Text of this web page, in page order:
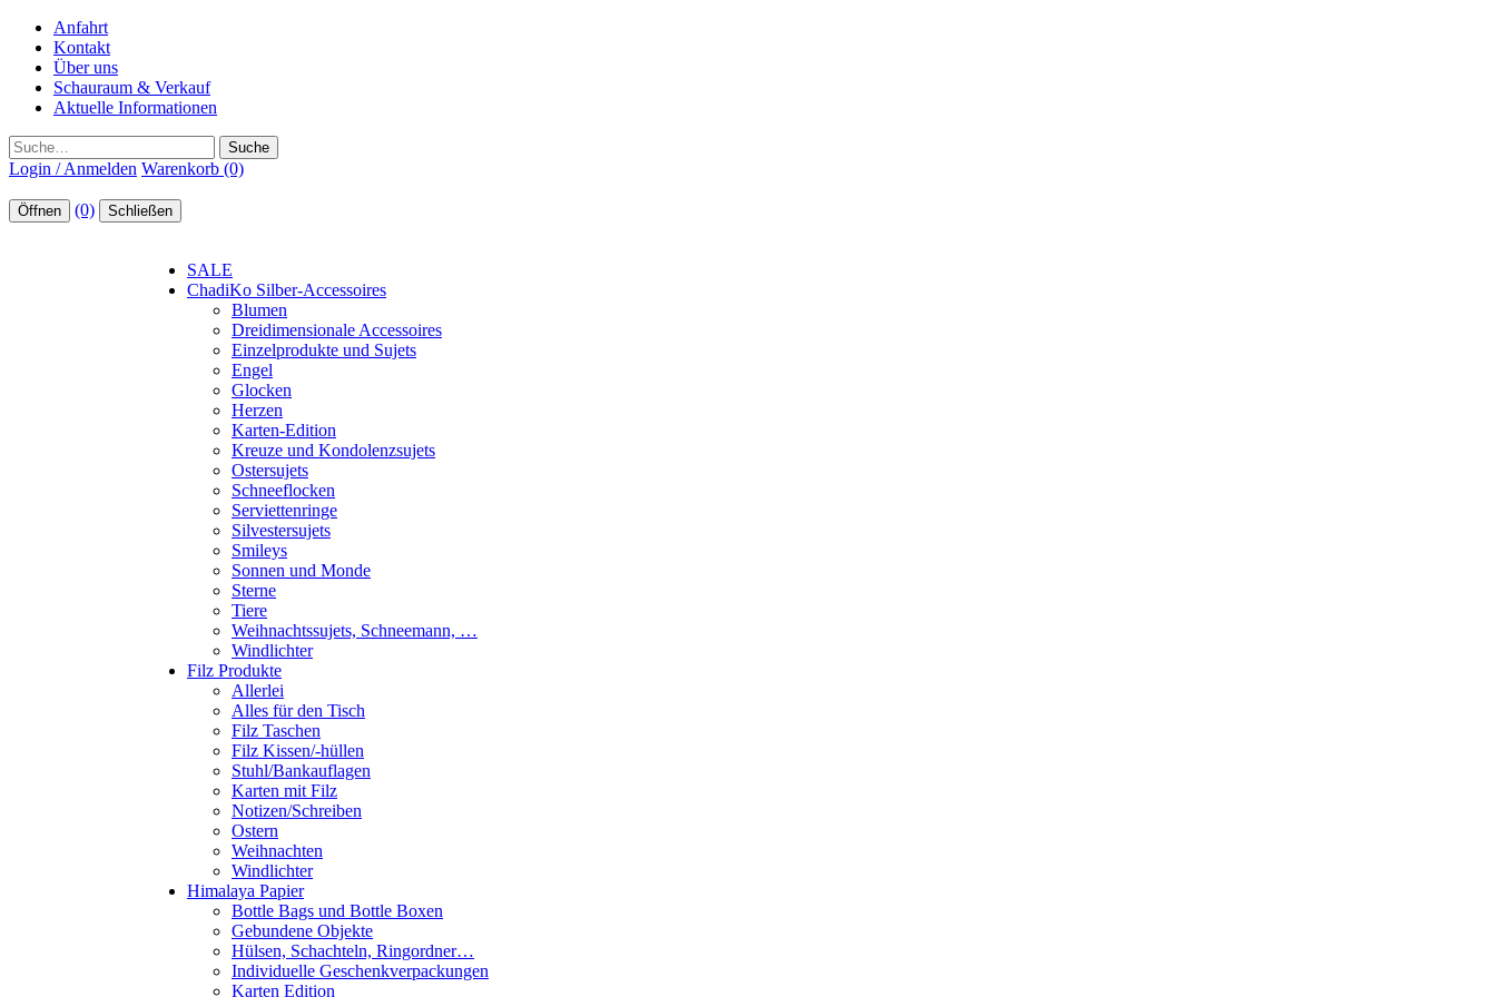
Anfahrt
Kontakt
Über uns
Schauraum & Verkauf
Aktuelle Informationen
Suche
Login / Anmelden Warenkorb (0)
Öffnen (0) Schließen
SALE
ChadiKo Silber-Accessoires
Blumen
Dreidimensionale Accessoires
Einzelprodukte und Sujets
Engel
Glocken
Herzen
Karten-Edition
Kreuze und Kondolenzsujets
Ostersujets
Schneeflocken
Serviettenringe
Silvestersujets
Smileys
Sonnen und Monde
Sterne
Tiere
Weihnachtssujets, Schneemann, …
Windlichter
Filz Produkte
Allerlei
Alles für den Tisch
Filz Taschen
Filz Kissen/-hüllen
Stuhl/Bankauflagen
Karten mit Filz
Notizen/Schreiben
Ostern
Weihnachten
Windlichter
Himalaya Papier
Bottle Bags und Bottle Boxen
Gebundene Objekte
Hülsen, Schachteln, Ringordner…
Individuelle Geschenkverpackungen
Karten Edition